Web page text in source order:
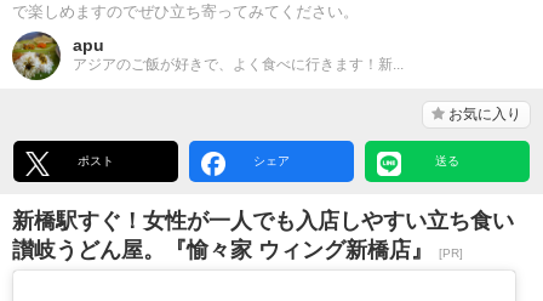
で楽しめますのでぜひ立ち寄ってみてください。
apu
アジアのご飯が好きで、よく食べに行きます！新...
お気に入り
ポスト シェア 送る
新橋駅すぐ！女性が一人でも入店しやすい立ち食い
讃岐うどん屋。『愉々家 ウィング新橋店』
[PR]